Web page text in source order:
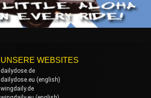
UNSERE WEBSITES
dailydose.de
dailydose.eu (english)
wingdaily.de